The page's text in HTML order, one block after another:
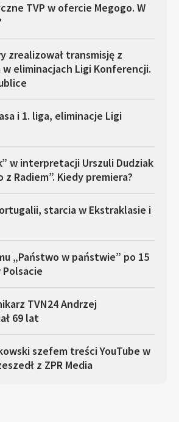
TVP w ofercie Megogo. W
zrealizował transmisję z
w eliminacjach Ligi Konferencji.
i 1. liga, eliminacje Ligi
w interpretacji Urszuli Dudziak
Radiem”. Kiedy premiera?
starcia w Ekstraklasie i
„Państwo w państwie” po 15
TVN24 Andrzej
69 lat
szefem treści YouTube w
z ZPR Media